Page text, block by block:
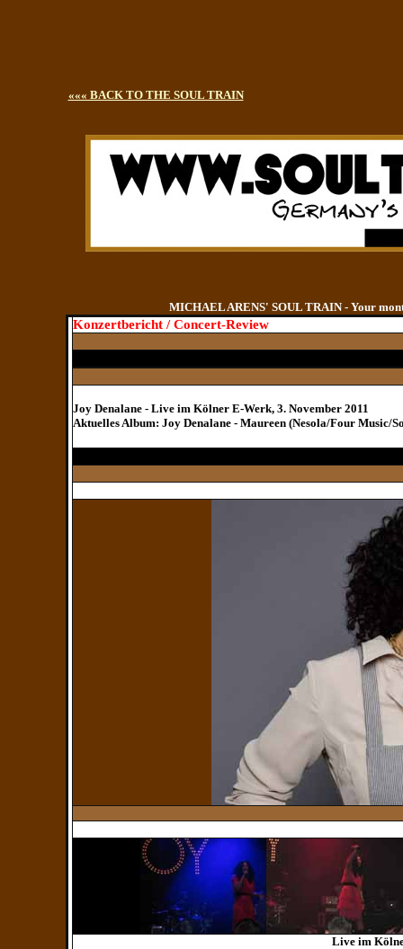
««« BACK TO THE SOUL TRAIN
MICHAEL ARENS' SOUL TRAIN - Your
Konzertbericht / Concert-Review
Joy Denalane - Live im Kölner E-Werk, 3. November 2011
Aktuelles Album: Joy Denalane - Maureen (Nesola/Four Music/
Live im